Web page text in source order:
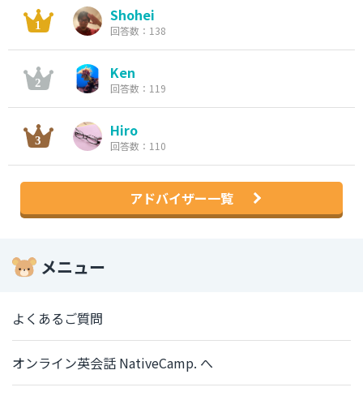
Shohei
回答数：138
Ken
回答数：119
Hiro
回答数：110
アドバイザー一覧
メニュー
よくあるご質問
オンライン英会話 NativeCamp. へ